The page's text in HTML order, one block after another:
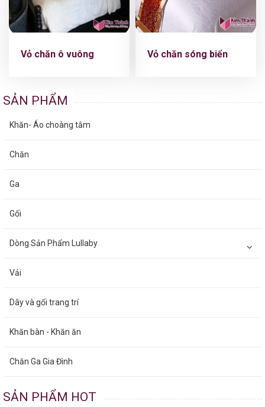
Vỏ chăn ô vuông Vỏ chăn sóng biển
SẢN PHẨM
Khăn- Áo choàng tắm
Chăn
Ga
Gối
Dòng Sản Phẩm Lullaby
Vải
Dây và gối trang trí
Khăn bàn - Khăn ăn
Chăn Ga Gia Đình
SẢN PHẨM HOT